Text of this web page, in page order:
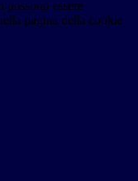
essere
pagina della cookie